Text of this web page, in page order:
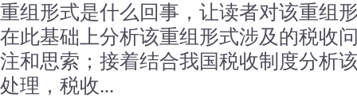
重组形式是什么回事，让读者对该重组
在此基础上分析该重组形式涉及的税收
注和思索；接着结合我国税收制度分析
处理，税收...